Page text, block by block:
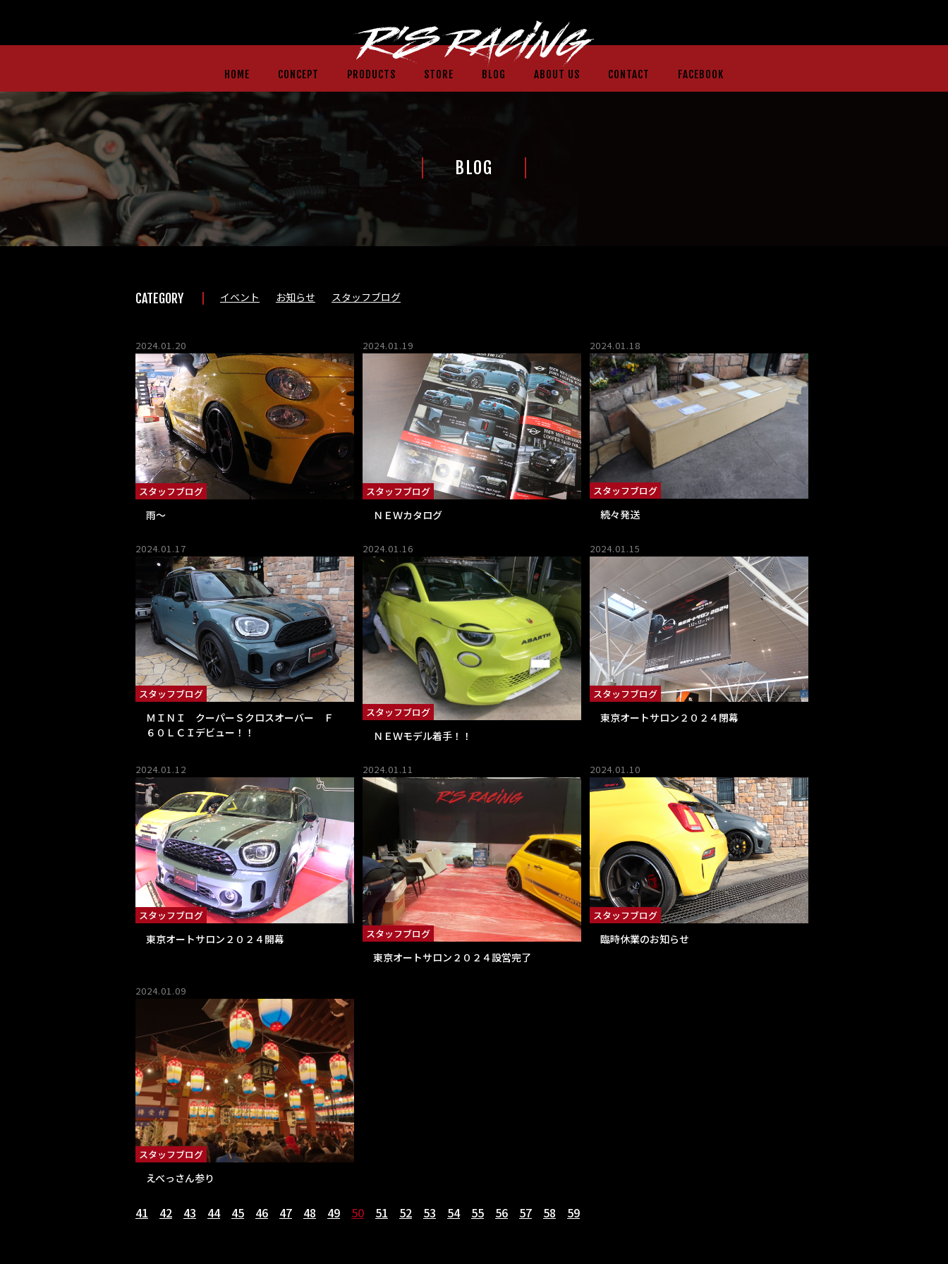
HOME CONCEPT PRODUCTS STORE BLOG ABOUT US CONTACT FACEBOOK
BLOG
CATEGORY イベント お知らせ スタッフブログ
2024.01.20
スタッフブログ
雨～
2024.01.19
スタッフブログ
ＮＥＷカタログ
2024.01.18
スタッフブログ
続々発送
2024.01.17
スタッフブログ
ＭＩＮＩ クーパーＳクロスオーバー Ｆ
６０ＬＣＩデビュー！！
2024.01.16
スタッフブログ
ＮＥＷモデル着手！！
2024.01.15
スタッフブログ
東京オートサロン２０２４閉幕
2024.01.12
スタッフブログ
東京オートサロン２０２４開幕
2024.01.11
スタッフブログ
東京オートサロン２０２４設営完了
2024.01.10
スタッフブログ
臨時休業のお知らせ
2024.01.09
スタッフブログ
えべっさん参り
41 42 43 44 45 46 47 48 49 50 51 52 53 54 55 56 57 58 59